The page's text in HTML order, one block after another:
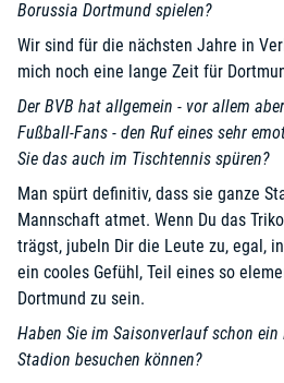
Borussia Dortmund spielen?
Wir sind für die nächsten Jahre in
mich noch eine lange Zeit für
Der BVB hat allgemein - vor allem
Fußball-Fans - den Ruf eines sehr
Sie das auch im Tischtennis spüren?
Man spürt definitiv, dass sie ganze
Mannschaft atmet. Wenn Du das
trägst, jubeln Dir die Leute zu, egal,
ein cooles Gefühl, Teil eines so
Dortmund zu sein.
Haben Sie im Saisonverlauf schon
Stadion besuchen können?